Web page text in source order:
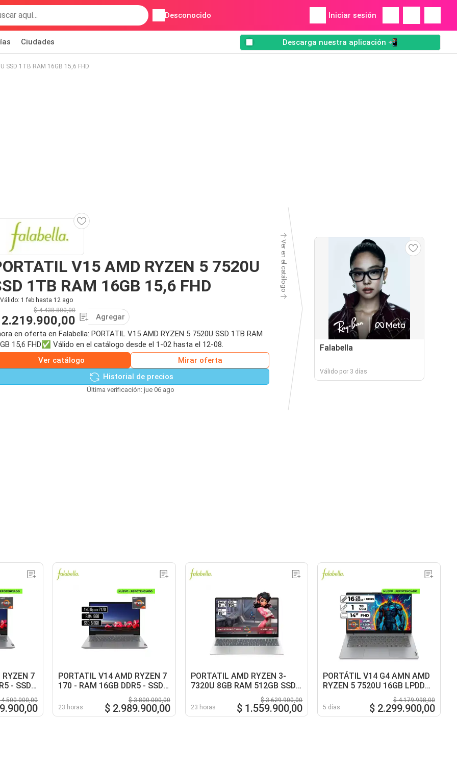
Desconocido Iniciar sesión
Ciudades Descarga nuestra aplicación 📲
SSD 1TB RAM 16GB 15,6 FHD
V15 AMD RYZEN 5 7520U
1TB RAM 16GB 15,6 FHD
Válido: 1 feb hasta 12 ago
$ 4.438.800,00
2.219.900,00
Agregar
en oferta en Falabella: PORTATIL V15 AMD RYZEN 5 7520U SSD 1TB RAM
15,6 FHD✅ Válido en el catálogo desde el 1-02 hasta el 12-08.
Ver catálogo
Mirar oferta
Historial de precios
Última verificación: jue 06 ago
Ver en el catálogo
Falabella
Válido por 3 días
7
- SSD
- WIN11
4.500.000,00
PORTATIL V14 AMD RYZEN 7
170 - RAM 16GB DDR5 - SSD
512GB - 14 FHD - RJ45 -
WIN11 HOME
23 horas
$ 3.800.000,00
$ 2.989.900,00
PORTATIL AMD RYZEN 3-
7320U 8GB RAM 512GB SSD
23 horas
$ 3.629.900,00
$ 1.559.900,00
PORTÁTIL V14 G4 AMN AMD
RYZEN 5 7520U 16GB LPDDR5
5 días
$ 4.179.998,00
$ 2.299.900,00